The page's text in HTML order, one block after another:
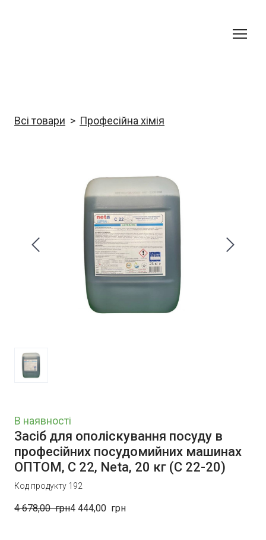
Всі товари Професійна хімія
В наявності
Засіб для ополіскування посуду в
професійних посудомийних машинах
ОПТОМ, С 22, Neta, 20 кг (С 22-20)
Код продукту 192
4 678,00  грн4 444,00  грн